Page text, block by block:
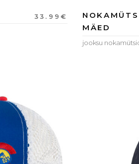
33.99 €
MÄED
jooksu